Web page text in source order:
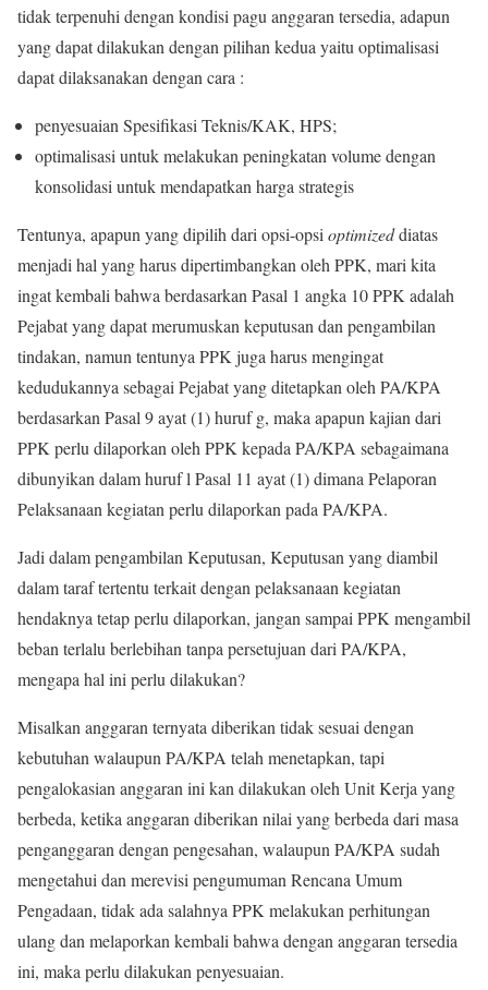
tidak terpenuhi dengan kondisi pagu anggaran tersedia, adapun
yang dapat dilakukan dengan pilihan kedua yaitu optimalisasi
dapat dilaksanakan dengan cara :
penyesuaian Spesifikasi Teknis/KAK, HPS;
optimalisasi untuk melakukan peningkatan volume dengan
konsolidasi untuk mendapatkan harga strategis
Tentunya, apapun yang dipilih dari opsi-opsioptimizeddiatas
menjadi hal yang harus dipertimbangkan oleh PPK, mari kita
ingat kembali bahwa berdasarkan Pasal 1 angka 10 PPK adalah
Pejabat yang dapat merumuskan keputusan dan pengambilan
tindakan, namun tentunya PPK juga harus mengingat
kedudukannya sebagai Pejabat yang ditetapkan oleh PA/KPA
berdasarkan Pasal 9 ayat (1) huruf g, maka apapun kajian dari
PPK perlu dilaporkan oleh PPK kepada PA/KPA sebagaimana
dibunyikan dalam huruf l Pasal 11 ayat (1) dimana Pelaporan
Pelaksanaan kegiatan perlu dilaporkan pada PA/KPA.
Jadi dalam pengambilan Keputusan, Keputusan yang diambil
dalam taraf tertentu terkait dengan pelaksanaan kegiatan
hendaknya tetap perlu dilaporkan, jangan sampai PPK mengambil
beban terlalu berlebihan tanpa persetujuan dari PA/KPA,
mengapa hal ini perlu dilakukan?
Misalkan anggaran ternyata diberikan tidak sesuai dengan
kebutuhan walaupun PA/KPA telah menetapkan, tapi
pengalokasian anggaran ini kan dilakukan oleh Unit Kerja yang
berbeda, ketika anggaran diberikan nilai yang berbeda dari masa
penganggaran dengan pengesahan, walaupun PA/KPA sudah
mengetahui dan merevisi pengumuman Rencana Umum
Pengadaan, tidak ada salahnya PPK melakukan perhitungan
ulang dan melaporkan kembali bahwa dengan anggaran tersedia
ini, maka perlu dilakukan penyesuaian.